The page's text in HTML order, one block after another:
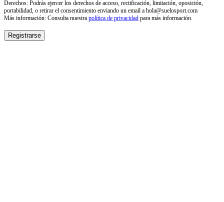
Derechos: Podrás ejercer los derechos de acceso, rectificación, limitación, oposición,
portabilidad, o retirar el consentimiento enviando un email a hola@suelosport.com
Más información: Consulta nuestra política de privacidad para más información.
Registrarse